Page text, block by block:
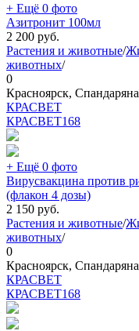
+ Ещё 0 фото
Азитронит 100мл
2 200 руб.
Растения и животные/
животных/
0
Красноярск,
КРАСВЕТ
КРАСВЕТ168
+ Ещё 0 фото
Вирусвакцина против
(флакон 4 дозы)
2 150 руб.
Растения и животные/
животных/
0
Красноярск,
КРАСВЕТ
КРАСВЕТ168